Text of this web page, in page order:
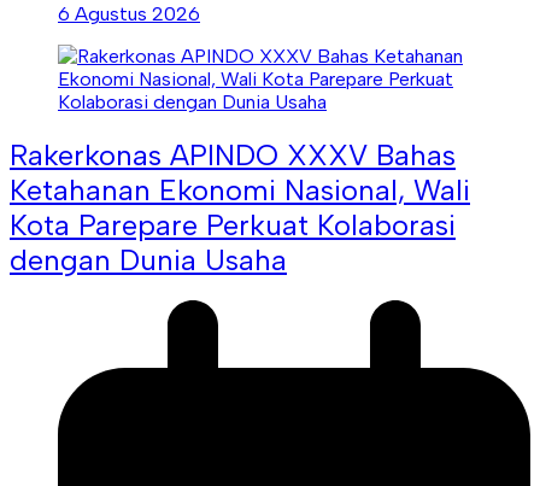
6 Agustus 2026
Rakerkonas APINDO XXXV Bahas
Ketahanan Ekonomi Nasional, Wali
Kota Parepare Perkuat Kolaborasi
dengan Dunia Usaha